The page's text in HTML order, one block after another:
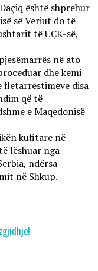
është shprehur
së Veriut do të
të UÇK-së,
në ato
dhe kemi
fletarrestimeve disa
që të
e Maqedonisë
kufitare në
lëshuar nga
ndërsa
në Shkup.